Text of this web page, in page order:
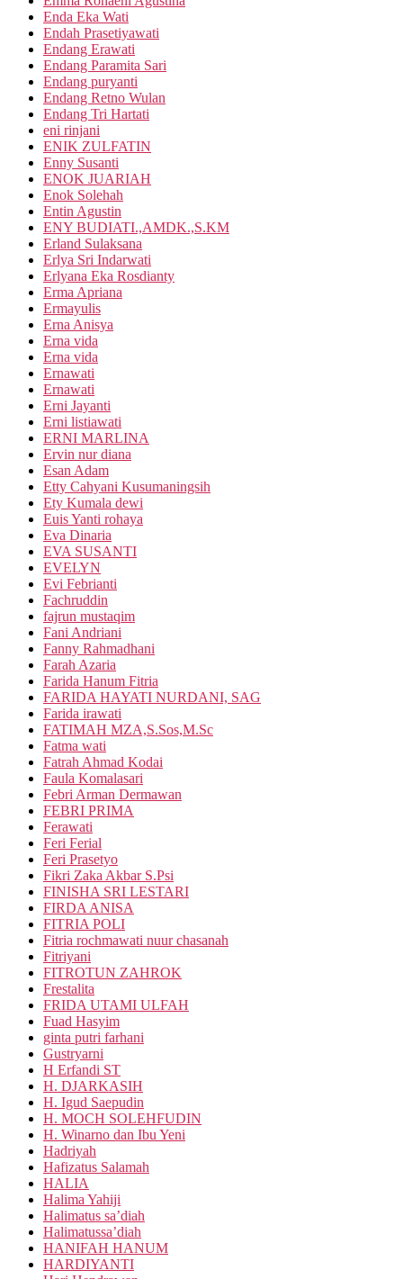
Enda Eka Wati
Endah Prasetiyawati
Endang Erawati
Endang Paramita Sari
Endang puryanti
Endang Retno Wulan
Endang Tri Hartati
eni rinjani
ENIK ZULFATIN
Enny Susanti
ENOK JUARIAH
Enok Solehah
Entin Agustin
ENY BUDIATI.,AMDK.,S.KM
Erland Sulaksana
Erlya Sri Indarwati
Erlyana Eka Rosdianty
Erma Apriana
Ermayulis
Erna Anisya
Erna vida
Erna vida
Ernawati
Ernawati
Erni Jayanti
Erni listiawati
ERNI MARLINA
Ervin nur diana
Esan Adam
Etty Cahyani Kusumaningsih
Ety Kumala dewi
Euis Yanti rohaya
Eva Dinaria
EVA SUSANTI
EVELYN
Evi Febrianti
Fachruddin
fajrun mustaqim
Fani Andriani
Fanny Rahmadhani
Farah Azaria
Farida Hanum Fitria
FARIDA HAYATI NURDANI, SAG
Farida irawati
FATIMAH MZA,S.Sos,M.Sc
Fatma wati
Fatrah Ahmad Kodai
Faula Komalasari
Febri Arman Dermawan
FEBRI PRIMA
Ferawati
Feri Ferial
Feri Prasetyo
Fikri Zaka Akbar S.Psi
FINISHA SRI LESTARI
FIRDA ANISA
FITRIA POLI
Fitria rochmawati nuur chasanah
Fitriyani
FITROTUN ZAHROK
Frestalita
FRIDA UTAMI ULFAH
Fuad Hasyim
ginta putri farhani
Gustryarni
H Erfandi ST
H. DJARKASIH
H. Igud Saepudin
H. MOCH SOLEHFUDIN
H. Winarno dan Ibu Yeni
Hadriyah
Hafizatus Salamah
HALIA
Halima Yahiji
Halimatus sa’diah
Halimatussa’diah
HANIFAH HANUM
HARDIYANTI